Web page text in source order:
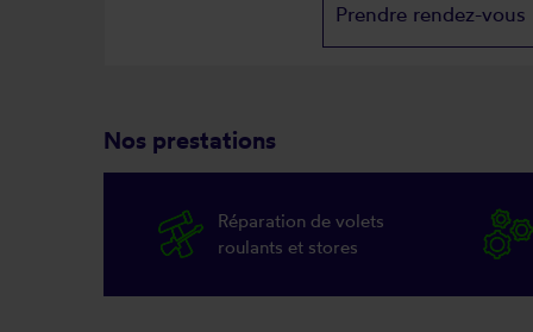
Prendre rendez-vous
Nos prestations
Réparation de volets
roulants et stores